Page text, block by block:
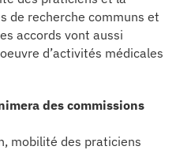
de recherche communs et
accords vont aussi
d’activités médicales
des commissions
mobilité des praticiens